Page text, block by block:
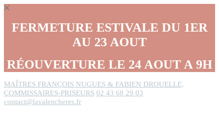
FERMETURE ESTIVALE DU 1ER
AU 23 AOUT
RÉOUVERTURE LE 24 AOUT A 9H
MAÎTRES FRANÇOIS NUGUES & FABIEN DROUELLE,
COMMISSAIRES-PRISEURS 02 43 68 29 03
contact@lavalencheres.fr
Panneau de gestion des cookies